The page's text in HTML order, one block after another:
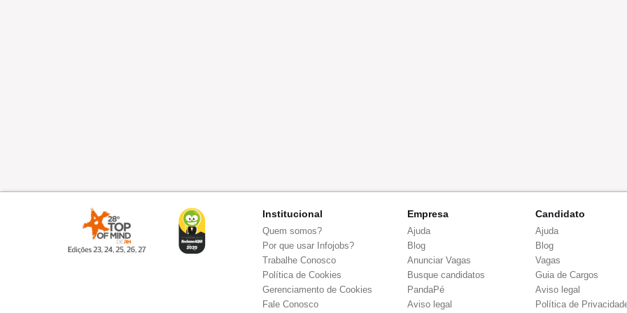
Institucional
Quem somos?
Por que usar Infojobs?
Trabalhe Conosco
Política de Cookies
Gerenciamento de Cookies
Fale Conosco
Empresa
Ajuda
Blog
Anunciar Vagas
Busque candidatos
PandaPé
Aviso legal
Candidato
Ajuda
Blog
Vagas
Guia de Cargos
Aviso legal
Política de